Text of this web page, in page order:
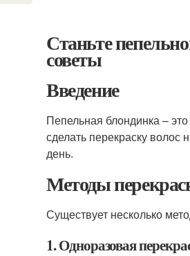
Станьте
советы
Введение
Пепельная блондинка –
сделать перекраску волос
день.
Методы
Существует несколько
1. Одноразовая